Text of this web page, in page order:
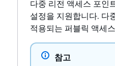
다중 리전 액세스 포인
설정을 지원합니다. 다
적용되는 퍼블릭 액세
참고